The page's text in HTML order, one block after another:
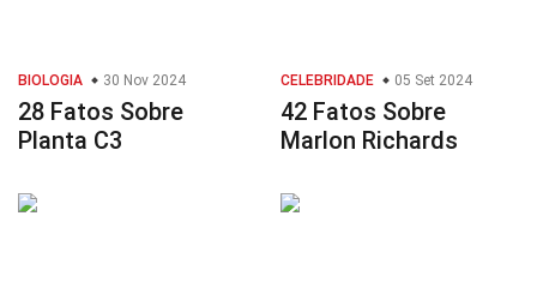
BIOLOGIA 30 Nov 2024
28 Fatos Sobre
Planta C3
CELEBRIDADE 05 Set 2024
42 Fatos Sobre
Marlon Richards